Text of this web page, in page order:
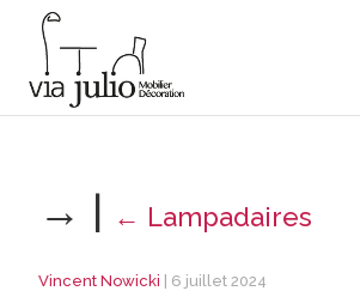
→ | ← Lampadaires
Vincent Nowicki 6 juillet 2024